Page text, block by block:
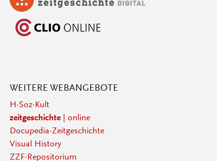
WEITERE WEBANGEBOTE
H-Soz-Kult
zeitgeschichte| online
Docupedia-Zeitgeschichte
Visual History
ZZF-Repositorium